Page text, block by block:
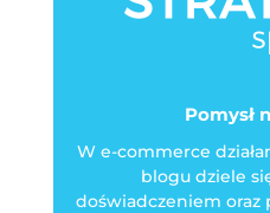
Pomysł
W e-commerce
blogu dziele
doświadczeniem oraz